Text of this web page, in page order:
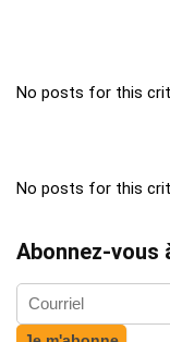
No posts for this
No posts for this
Abonnez-